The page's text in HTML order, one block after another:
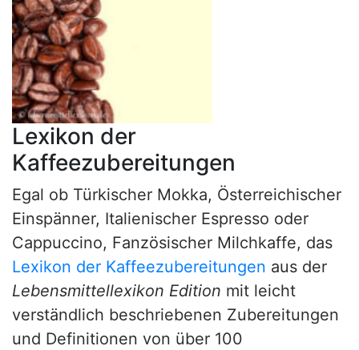
Lexikon der
Kaffeezubereitungen
Egal ob Türkischer Mokka, Österreichischer
Einspänner, Italienischer Espresso oder
Cappuccino, Fanzösischer Milchkaffe, das
Lexikon der Kaffeezubereitungen aus der
Lebensmittellexikon Edition mit leicht
verständlich beschriebenen Zubereitungen
und Definitionen von über 100